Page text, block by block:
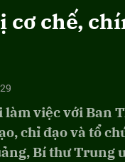
cơ chế,
làm việc với Ban
chỉ đạo và tổ
Bí thư Trung